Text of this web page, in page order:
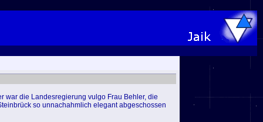
war die Landesregierung vulgo Frau Behler, die
so unnachahmlich elegant abgeschossen